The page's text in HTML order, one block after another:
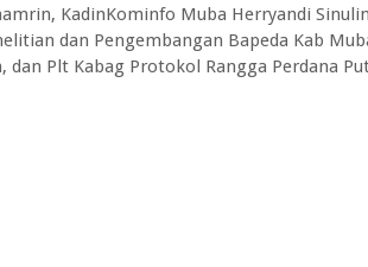
KadinKominfo Muba Herryandi
dan Pengembangan Bapeda Kab
dan Plt Kabag Protokol Rangga Perdana